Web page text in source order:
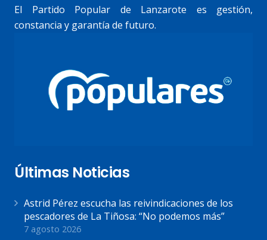
El Partido Popular de Lanzarote es gestión,
constancia y garantía de futuro.
Últimas Noticias
Astrid Pérez escucha las reivindicaciones de los
pescadores de La Tiñosa: “No podemos más”
7 agosto 2026